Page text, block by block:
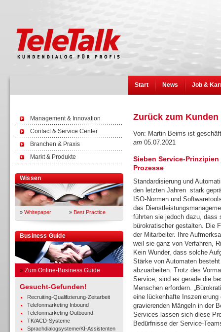
Start News Job &
Management & Innovation
Contact & Service Center
Branchen & Praxis
Markt & Produkte
Wissen
» Whitepaper » Best Practice
Business Guide
» Zum Online-Business Guide
Gesucht-Gefunden!
Recruiting-Qualifizierung-Zeitarbeit
Telefonmarketing Inbound
Telefonmarketing Outbound
TK/ACD-Systeme
Sprachdialogsysteme/KI-Assistenten
Zurück zum Kunden
Von: Martin Beims ist
am 05.07.2021
Sieben Service-
Prozesse
Standardisierung und
den letzten Jahren stark
ISO-Normen und
das
führten sie jedoch dazu, dass
bürokratischer gestalten. Die
der Mitarbeiter. Ihre
weil sie ganz von Verfahren,
Kein Wunder, dass solche
Stärke von Automaten
abzuarbeiten. Trotz des
Service, sind es gerade die
Menschen erfordern.
eine lückenhafte
gravierenden Mängeln in der
Services lassen sich diese
Bedürfnisse der Service-